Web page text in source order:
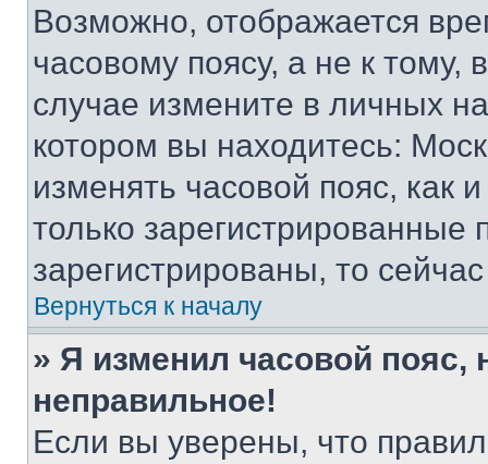
Возможно, отображается
часовому поясу, а не к тому,
случае измените в личных
котором вы находитесь:
изменять часовой пояс, как
только
зарегистрированы, то
Вернуться к началу
» Я изменил часовой пояс,
неправильное!
Если вы уверены, что